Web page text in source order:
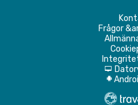
Frågor
d
A